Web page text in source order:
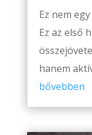
Ez nem
Ez az első
hanem
bővebben